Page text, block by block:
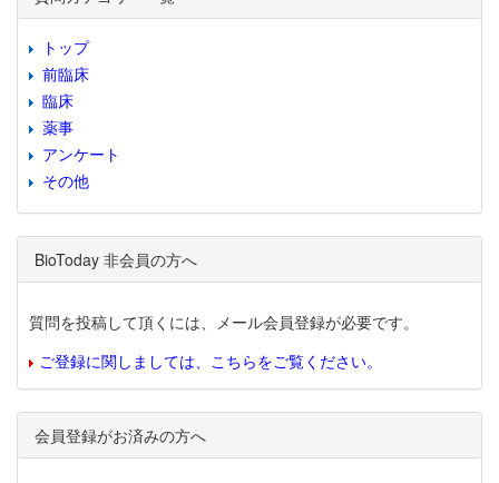
トップ
前臨床
臨床
薬事
アンケート
その他
BioToday 非会員の方へ
質問を投稿して頂くには、メール会員登録が必要です。
ご登録に関しましては、こちらをご覧ください。
会員登録がお済みの方へ